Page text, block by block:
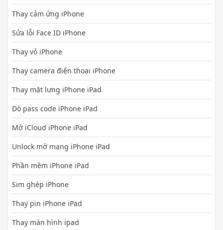
Thay cảm ứng iPhone
Sửa lỗi Face ID iPhone
Thay vỏ iPhone
Thay camera điện thoại iPhone
Thay mặt lưng iPhone iPad
Dò pass code iPhone iPad
Mở iCloud iPhone iPad
Unlock mở mạng iPhone iPad
Phần mềm iPhone iPad
Sim ghép iPhone
Thay pin iPhone iPad
Thay màn hình ipad